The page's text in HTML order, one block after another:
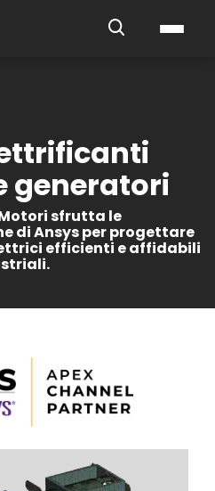
generatori
sfrutta le
di Ansys per progettare
efficienti e affidabili